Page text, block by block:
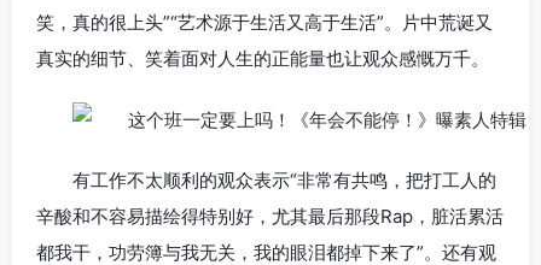
笑，真的很上头”“艺术源于生活又高于生活”。片中荒诞又
真实的细节、笑着面对人生的正能量也让观众感慨万千。
有工作不太顺利的观众表示“非常有共鸣，把打工人的
辛酸和不容易描绘得特别好，尤其最后那段Rap，脏活累活
都我干，功劳簿与我无关，我的眼泪都掉下来了”。还有观